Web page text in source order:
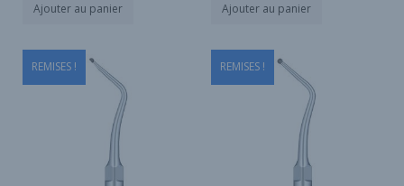
Ajouter au panier Ajouter au panier
REMISES ! REMISES !